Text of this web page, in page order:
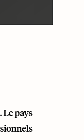
pays